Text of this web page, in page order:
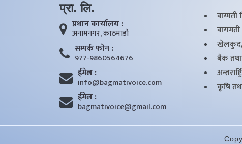
प्रा. लि.
प्रधान कार्यालय :
अनामनगर, काठमाडाैं
सम्पर्क फाेन :
977-9860564676
ईमेल :
info@bagmativoice.com
ईमेल :
bagmativoice@gmail.com
खेलकुद/
बैक तथा
कृृषि